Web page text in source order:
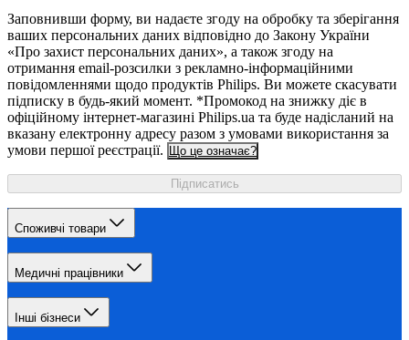
Заповнивши форму, ви надаєте згоду на обробку та зберігання
ваших персональних даних відповідно до Закону України
«Про захист персональних даних», а також згоду на
отримання email-розсилки з рекламно-інформаційними
повідомленнями щодо продуктів Philips. Ви можете скасувати
підписку в будь-який момент. *Промокод на знижку діє в
офіційному інтернет-магазині Philips.ua та буде надісланий на
вказану електронну адресу разом з умовами використання за
умови першої реєстрації.
Що це означає?
Підписатись
Споживчі товари
Медичні працівники
Інші бізнеси